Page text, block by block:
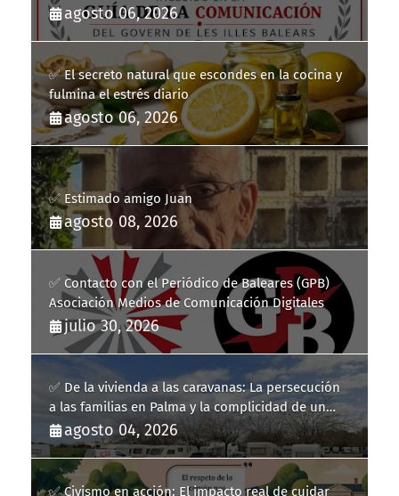
la Guía de la Comunicación del Govern de les Illes
Balears
agosto 06, 2026
✅ El secreto natural que escondes en la cocina y
fulmina el estrés diario
agosto 06, 2026
✅ Estimado amigo Juan
agosto 08, 2026
✅ Contacto con el Periódico de Baleares (GPB)
Asociación Medios de Comunicación Digitales
julio 30, 2026
✅ De la vivienda a las caravanas: La persecución
a las familias en Palma y la complicidad de un
fracaso heredado
agosto 04, 2026
✅ Civismo en acción: El impacto real de cuidar